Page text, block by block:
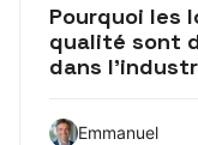
Pourquoi les
qualité sont
dans
Emmanuel